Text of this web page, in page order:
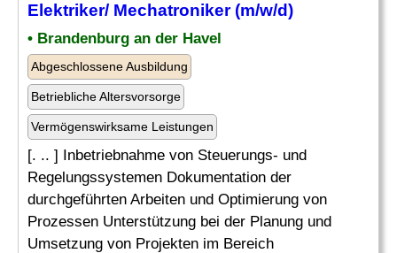
Elektriker/ Mechatroniker(m/w/d)
• Brandenburg an der Havel
Abgeschlossene Ausbildung
Betriebliche Altersvorsorge
Vermögenswirksame Leistungen
[. .. ] Inbetriebnahme von Steuerungs- und
Regelungssystemen Dokumentation der
durchgeführten Arbeiten und Optimierung von
Prozessen Unterstützung bei der Planung und
Umsetzung von Projekten im Bereich